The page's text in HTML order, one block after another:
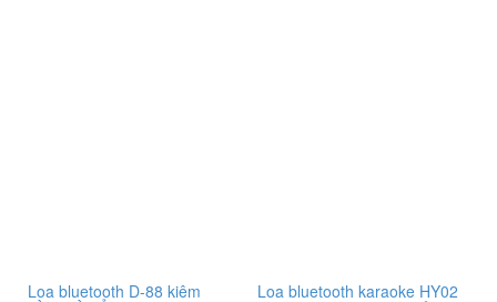
Loa bluetooth D-88 kiêm Loa bluetooth karaoke HY02